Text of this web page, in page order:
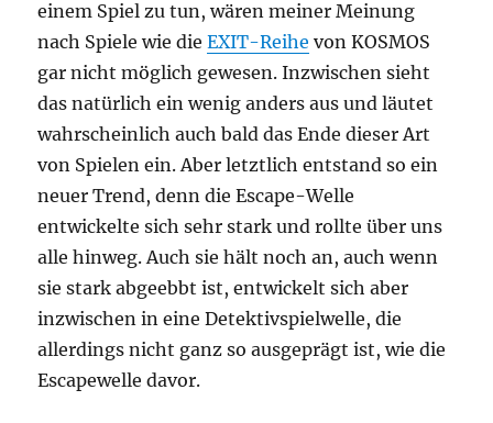
einem Spiel zu tun, wären meiner Meinung
nach Spiele wie dieEXIT-Reihe von KOSMOS
gar nicht möglich gewesen. Inzwischen sieht
das natürlich ein wenig anders aus und läutet
wahrscheinlich auch bald das Ende dieser Art
von Spielen ein. Aber letztlich entstand so ein
neuer Trend, denn die Escape-Welle
entwickelte sich sehr stark und rollte über uns
alle hinweg. Auch sie hält noch an, auch wenn
sie stark abgeebbt ist, entwickelt sich aber
inzwischen in eine Detektivspielwelle, die
allerdings nicht ganz so ausgeprägt ist, wie die
Escapewelle davor.